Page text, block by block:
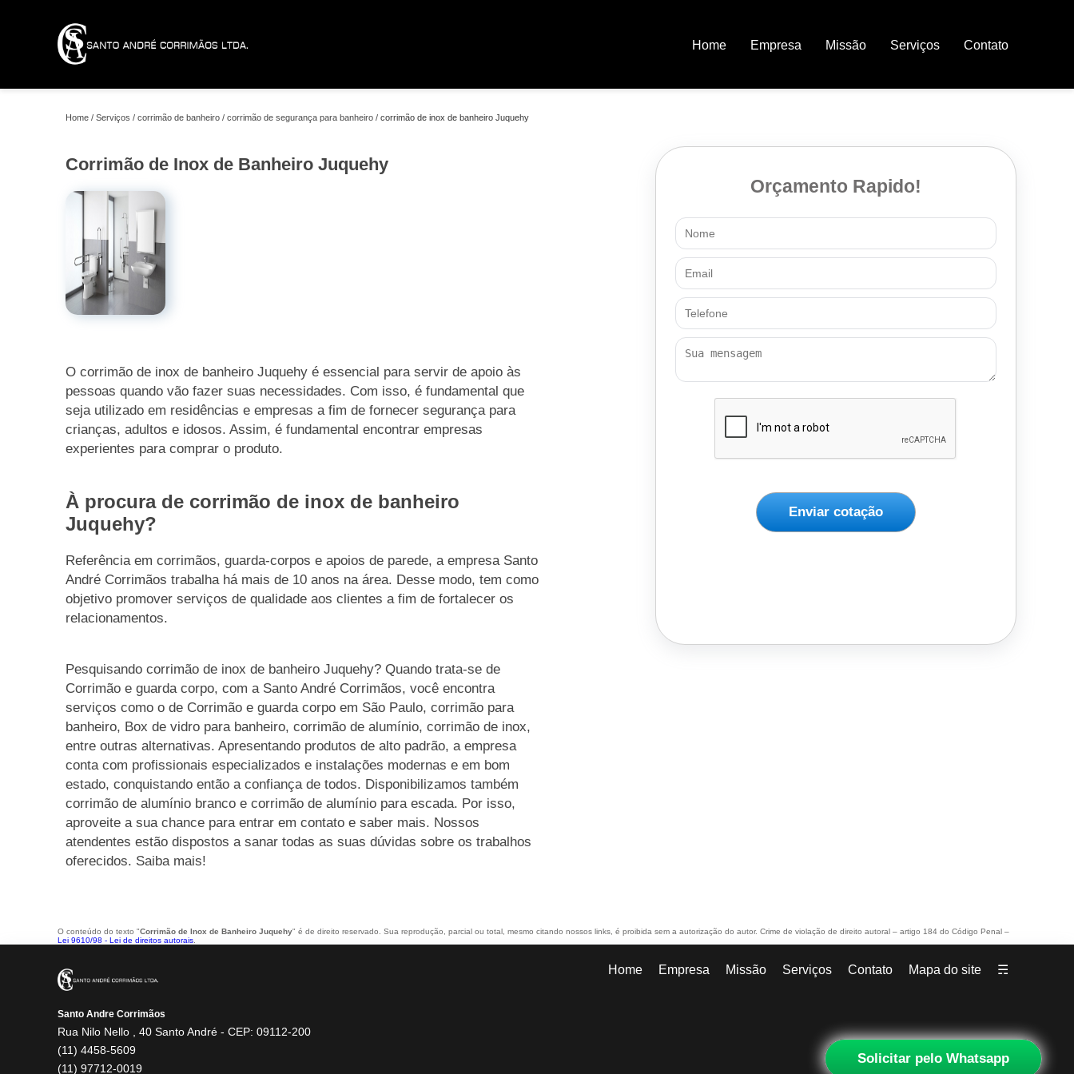
Home Empresa Missão Serviços Contato
Home Serviços corrimão de banheiro corrimão de segurança para banheiro corrimão de inox de banheiro Juquehy
Corrimão de Inox de Banheiro Juquehy
O corrimão de inox de banheiro Juquehy é essencial para servir de apoio às
pessoas quando vão fazer suas necessidades. Com isso, é fundamental que
seja utilizado em residências e empresas a fim de fornecer segurança para
crianças, adultos e idosos. Assim, é fundamental encontrar empresas
experientes para comprar o produto.
À procura de corrimão de inox de banheiro
Juquehy?
Referência em corrimãos, guarda-corpos e apoios de parede, a empresa Santo
André Corrimãos trabalha há mais de 10 anos na área. Desse modo, tem como
objetivo promover serviços de qualidade aos clientes a fim de fortalecer os
relacionamentos.
Pesquisando corrimão de inox de banheiro Juquehy? Quando trata-se de
Corrimão e guarda corpo, com a Santo André Corrimãos, você encontra
serviços como o de Corrimão e guarda corpo em São Paulo, corrimão para
banheiro, Box de vidro para banheiro, corrimão de alumínio, corrimão de inox,
entre outras alternativas. Apresentando produtos de alto padrão, a empresa
conta com profissionais especializados e instalações modernas e em bom
estado, conquistando então a confiança de todos. Disponibilizamos também
corrimão de alumínio branco e corrimão de alumínio para escada. Por isso,
aproveite a sua chance para entrar em contato e saber mais. Nossos
atendentes estão dispostos a sanar todas as suas dúvidas sobre os trabalhos
oferecidos. Saiba mais!
Orçamento Rapido!
Enviar cotação
Solicitar pelo Whatsapp
O conteúdo do texto "Corrimão de Inox de Banheiro Juquehy" é de direito reservado. Sua reprodução, parcial ou total, mesmo citando nossos links, é proibida sem a autorização do autor. Crime de violação de direito autoral – artigo 184 do Código Penal –
Lei 9610/98 - Lei de direitos autorais
Santo Andre Corrimãos
Rua Nilo Nello , 40 Santo André - CEP: 09112-200
(11) 4458-5609
(11) 97712-0019
Home Empresa Missão Serviços Contato Mapa do site ☴